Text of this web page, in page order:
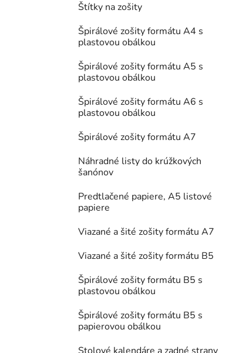
Štítky na zošity
Špirálové zošity formátu A4 s
plastovou obálkou
Špirálové zošity formátu A5 s
plastovou obálkou
Špirálové zošity formátu A6 s
plastovou obálkou
Špirálové zošity formátu A7
Náhradné listy do krúžkových
šanónov
Predtlačené papiere, A5 listové
papiere
Viazané a šité zošity formátu A7
Viazané a šité zošity formátu B5
Špirálové zošity formátu B5 s
plastovou obálkou
Špirálové zošity formátu B5 s
papierovou obálkou